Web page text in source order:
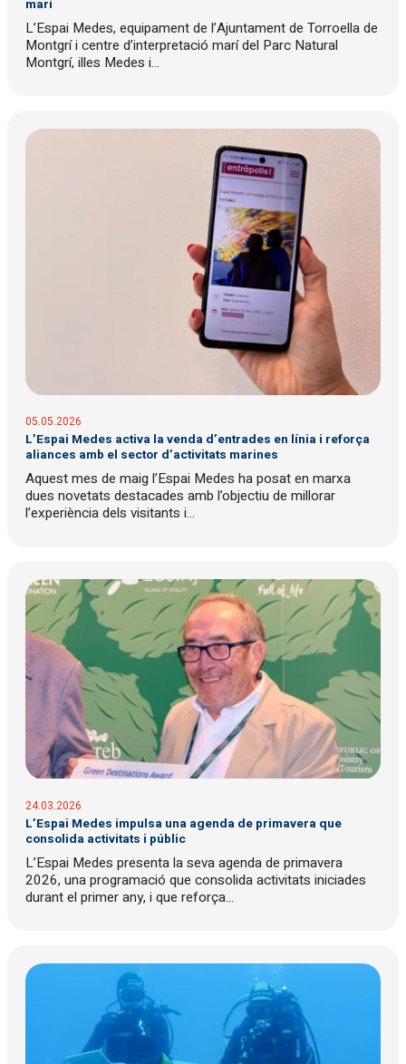
marí
L’Espai Medes, equipament de l’Ajuntament de Torroella de
Montgrí i centre d’interpretació marí del Parc Natural
Montgrí, illes Medes i...
05.05.2026
L’Espai Medes activa la venda d’entrades en línia i reforça
aliances amb el sector d’activitats marines
Aquest mes de maig l’Espai Medes ha posat en marxa
dues novetats destacades amb l’objectiu de millorar
l’experiència dels visitants i...
24.03.2026
L’Espai Medes impulsa una agenda de primavera que
consolida activitats i públic
L’Espai Medes presenta la seva agenda de primavera
2026, una programació que consolida activitats iniciades
durant el primer any, i que reforça...